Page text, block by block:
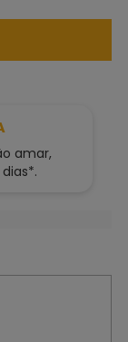
amar,